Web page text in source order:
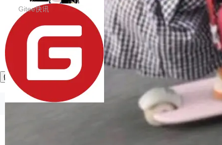
验和更高的工作效率，感谢大家一直以来的支持
和反馈，我们将继续努力提供更优秀的产品和服
务！ 新增功能点 DevOps： 采用自研代码托管
平台，支持一站式安装，提供从代码提交到交付
的...
不用改。 下面快速过一下 10 种 HTTP 服务器
选项，各自适合什么场景，以及怎么切换。 一行
依赖替换 在 Solon 里换 HTTP 服务器就是改 po
m.xml 里一个依赖，别的什么都不用动。 <depe
ndency> <groupId>org.noear</groupId> <arti
factId>solon-web</artifac...
样式的 Blazor UI 组件库 此版本更新内容包括：
Release 2026-07-31 V10.9.0 Fixes fix(MultiFi
lter): 增加暗黑主题支持 by @ArgoZhang in htt
ps://github.com/dotnetcore/BootstrapBlazor/p
ull/8239 fix(Camera): 增加 exact 显式设置设备
id by @kkxkx in https://github.com/dotnetcor
e/BootstrapBlazor/pull/825...
Gitee快讯
加载更多
©OSCHINA(OSChina.NET) 京ICP备2025119063号